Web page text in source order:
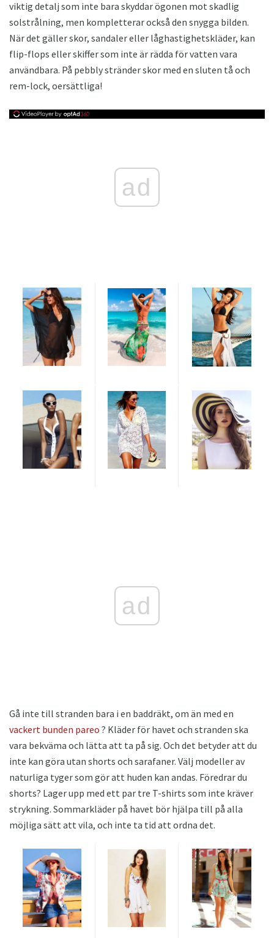
viktig detalj som inte bara skyddar ögonen mot skadlig
solstrålning, men kompletterar också den snygga bilden.
När det gäller skor, sandaler eller låghastighetskläder, kan
flip-flops eller skiffer som inte är rädda för vatten vara
användbara. På pebbly stränder skor med en sluten tå och
rem-lock, oersättliga!
ad
ad
Gå inte till stranden bara i en baddräkt, om än med en
vackert bunden pareo ? Kläder för havet och stranden ska
vara bekväma och lätta att ta på sig. Och det betyder att du
inte kan göra utan shorts och sarafaner. Välj modeller av
naturliga tyger som gör att huden kan andas. Föredrar du
shorts? Lager upp med ett par tre T-shirts som inte kräver
strykning. Sommarkläder på havet bör hjälpa till på alla
möjliga sätt att vila, och inte ta tid att ordna det.